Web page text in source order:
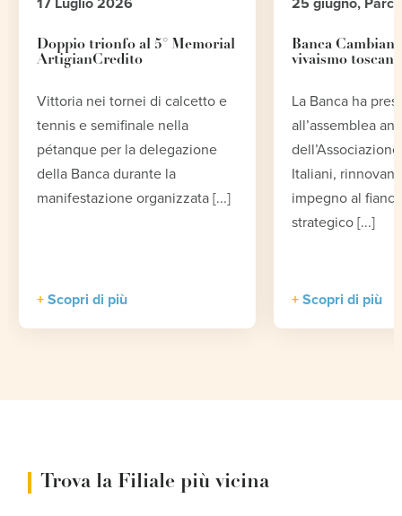
Doppio trionfo al 5° Memorial
ArtigianCredito
Vittoria nei tornei di calcetto e
tennis e semifinale nella
pétanque per la delegazione
della Banca durante la
manifestazione organizzata [...]
Scopri di più
Banca
vivaismo toscano
La Banca ha
all’assemblea
Italiani,
impegno al
strategico [...]
Scopri di più
Trova la Filiale più vicina